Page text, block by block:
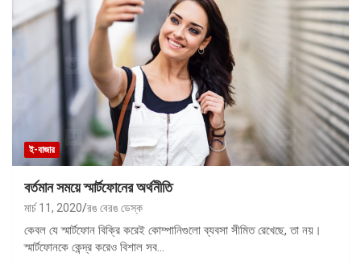
ই-বাজার
বর্তমান সময়ে স্মার্টফোনের অর্থনীতি
মার্চ 11, 2020 রঙ বেরঙ ডেস্ক
কেবল যে স্মার্টফোন বিক্রি করেই কোম্পানিগুলো ব্যবসা সীমিত রেখেছে, তা নয়।
স্মার্টফোনকে কেন্দ্র করেও বিশাল সব…